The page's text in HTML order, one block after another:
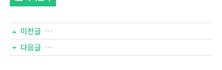
이전글
다음글